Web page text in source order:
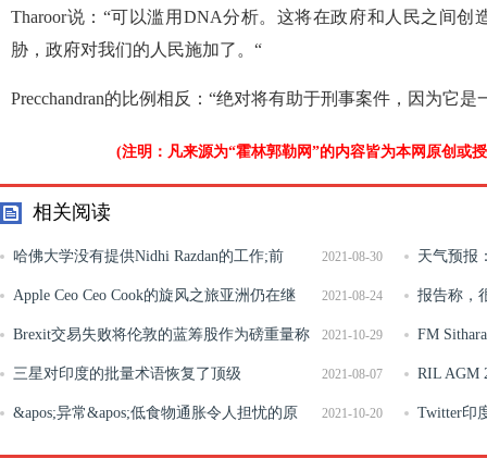
Tharoor说：“可以滥用DNA分析。这将在政府和人民之间
胁，政府对我们的人民施加了。“
Precchandran的比例相反：“绝对将有助于刑事案件，因为它
(注明：凡来源为“霍林郭勒网”的内容皆为本网原创或
相关阅读
2021-08-30
哈佛大学没有提供Nidhi Razdan的工作;前
NDTV锚称网络钓鱼攻击的受害者
天气预报
IMD说，雷
2021-08-24
Apple Ceo Ceo Cook的旋风之旅亚洲仍在继
续，访问泰国
报告称，
2021-10-29
Brexit交易失败将伦敦的蓝筹股作为磅重量称
重
FM
奠定基础
2021-08-07
三星对印度的批量术语恢复了顶级 RIL AGM
供4K LED
2021-10-20
&apos;异常&apos;低食物通胀令人担忧的原
因？
Twitter印